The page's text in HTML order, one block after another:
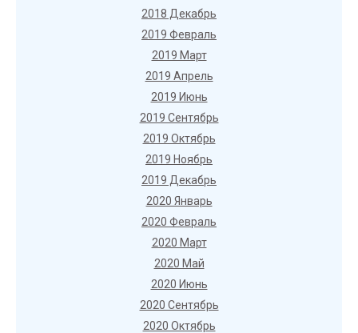
2018 Декабрь
2019 Февраль
2019 Март
2019 Апрель
2019 Июнь
2019 Сентябрь
2019 Октябрь
2019 Ноябрь
2019 Декабрь
2020 Январь
2020 Февраль
2020 Март
2020 Май
2020 Июнь
2020 Сентябрь
2020 Октябрь